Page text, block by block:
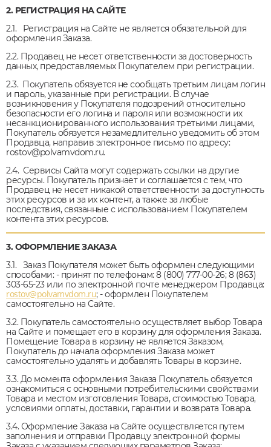
2. РЕГИСТРАЦИЯ НА САЙТЕ
2.1. Регистрация на Сайте не является обязательной для
оформления Заказа.
2.2. Продавец не несет ответственности за достоверность
данных, предоставляемых Покупателем при регистрации.
2.3. Покупатель обязуется не сообщать третьим лицам логин
и пароль, указанные при регистрации. В случае
возникновения у Покупателя подозрений относительно
безопасности его логина и пароля или возможности их
несанкционированного использования третьими лицами,
Покупатель обязуется незамедлительно уведомить об этом
Продавца, направив электронное письмо по адресу:
rostov@polvamvdom.ru.
2.4. Сервисы Сайта могут содержать ссылки на другие
ресурсы. Покупатель признает и соглашается с тем, что
Продавец не несет никакой ответственности за доступность
этих ресурсов и за их контент, а также за любые
последствия, связанные с использованием Покупателем
контента этих ресурсов.
3. ОФОРМЛЕНИЕ ЗАКАЗА
3.1. Заказ Покупателя может быть оформлен следующими
способами: - принят по телефонам: 8 (800) 777-00-26; 8 (863)
303-65-23 или по электронной почте менеджером Продавца:
rostov@polvamvdom.ru; - оформлен Покупателем
самостоятельно на Сайте.
3.2. Покупатель самостоятельно осуществляет выбор Товара
на Сайте и помещает его в корзину для оформления Заказа.
Помещение Товара в корзину не является Заказом,
Покупатель до начала оформления Заказа может
самостоятельно удалять и добавлять Товары в корзине.
3.3. До момента оформления Заказа Покупатель обязуется
ознакомиться с основными потребительскими свойствами
Товара и местом изготовления Товара, стоимостью Товара,
условиями оплаты, доставки, гарантии и возврата Товара.
3.4. Оформление Заказа на Сайте осуществляется путем
заполнения и отправки Продавцу электронной формы